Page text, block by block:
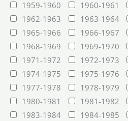
1959-1960
1960-1961
1962-1963
1963-1964
1965-1966
1966-1967
1968-1969
1969-1970
1971-1972
1972-1973
1974-1975
1975-1976
1977-1978
1978-1979
1980-1981
1981-1982
1983-1984
1984-1985